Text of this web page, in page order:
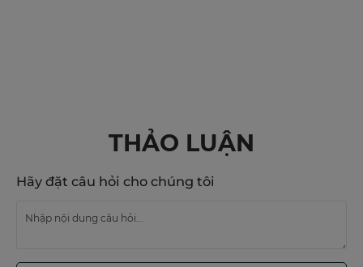
THẢO LUẬN
Hãy đặt câu hỏi cho chúng tôi